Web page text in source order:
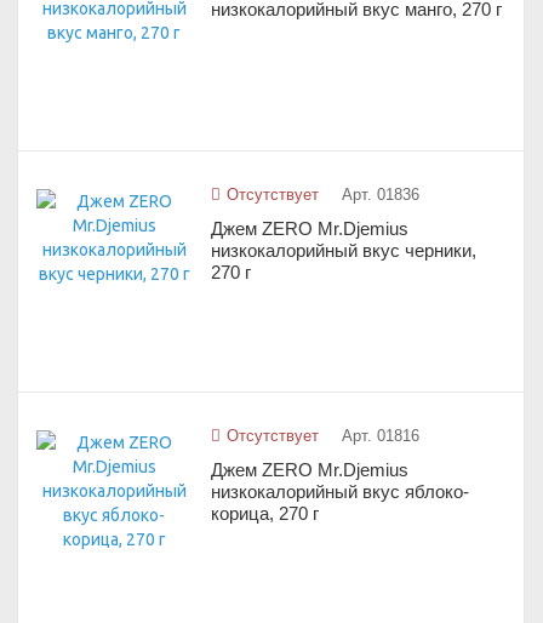
низкокалорийный вкус манго, 270 г
Отсутствует Арт. 01836
Джем ZERO Mr.Djemius
низкокалорийный вкус черники,
270 г
Отсутствует Арт. 01816
Джем ZERO Mr.Djemius
низкокалорийный вкус яблоко-
корица, 270 г